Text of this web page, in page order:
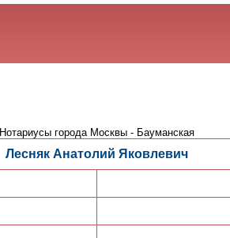
Нотариусы города Москвы - Бауманская
Лесняк Анатолий Яковлевич